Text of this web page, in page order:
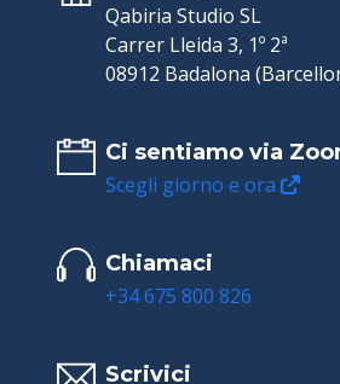
Qabiria Studio SL
Carrer Lleida 3, 1º 2ª
08912 Badalona
Ci sentiamo via
Scegli giorno e ora
Chiamaci
+34 675 800 826
Scrivici